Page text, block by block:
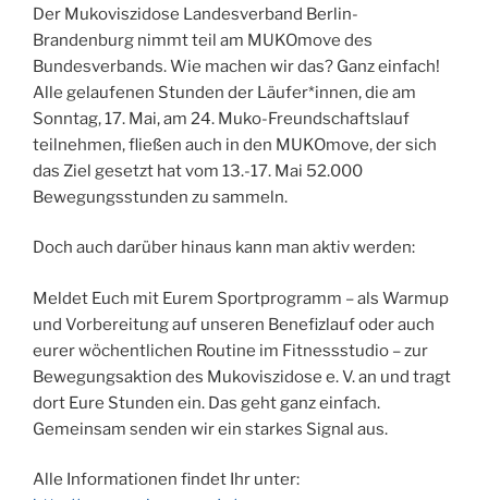
Der Mukoviszidose Landesverband Berlin-
Brandenburg nimmt teil am MUKOmove des
Bundesverbands. Wie machen wir das? Ganz einfach!
Alle gelaufenen Stunden der Läufer*innen, die am
Sonntag, 17. Mai, am 24. Muko-Freundschaftslauf
teilnehmen, fließen auch in den MUKOmove, der sich
das Ziel gesetzt hat vom 13.-17. Mai 52.000
Bewegungsstunden zu sammeln.
Doch auch darüber hinaus kann man aktiv werden:
Meldet Euch mit Eurem Sportprogramm – als Warmup
und Vorbereitung auf unseren Benefizlauf oder auch
eurer wöchentlichen Routine im Fitnessstudio – zur
Bewegungsaktion des Mukoviszidose e. V. an und tragt
dort Eure Stunden ein. Das geht ganz einfach.
Gemeinsam senden wir ein starkes Signal aus.
Alle Informationen findet Ihr unter: